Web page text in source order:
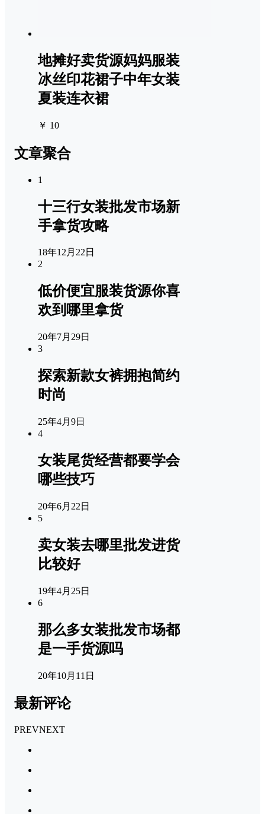
地摊好卖货源妈妈服装
冰丝印花裙子中年女装
夏装连衣裙
￥ 10
文章聚合
1
十三行女装批发市场新
手拿货攻略
18年12月22日
2
低价便宜服装货源你喜
欢到哪里拿货
20年7月29日
3
探索新款女裤拥抱简约
时尚
25年4月9日
4
女装尾货经营都要学会
哪些技巧
20年6月22日
5
卖女装去哪里批发进货
比较好
19年4月25日
6
那么多女装批发市场都
是一手货源吗
20年10月11日
最新评论
PREVNEXT